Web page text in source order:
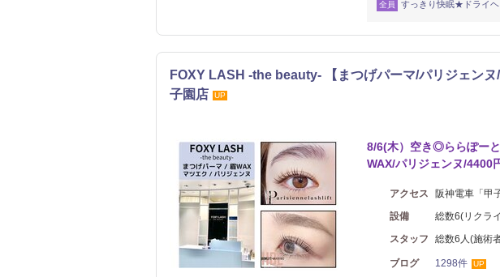
全員 すっきり快眠★ドライ
FOXY LASH -the beauty- 【まつげパーマ/パリジェン
子園店
UP
8/6(木）空き◎ららぽー
WAX/パリジェンヌ/4400
アクセス
阪神電車「甲
設備
総数6(リクラ
スタッフ
総数6人(施術
ブログ 1298件 UP